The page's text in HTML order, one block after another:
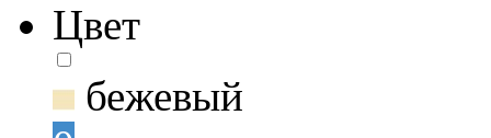
Цвет
бежевый